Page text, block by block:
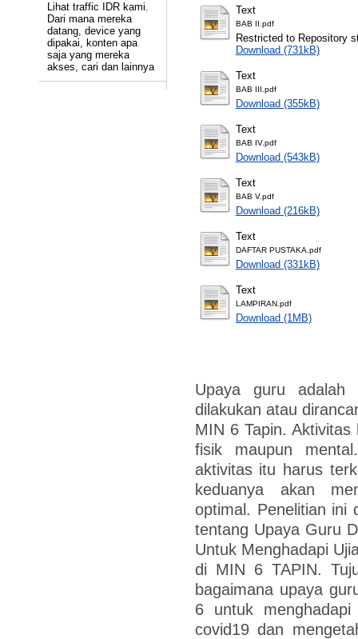
Lihat traffic IDR kami.
Dari mana mereka
datang, device yang
dipakai, konten apa
saja yang mereka
akses, cari dan lainnya
Text
BAB II.pdf
Restricted to Repository
Download (731kB)
Text
BAB III.pdf
Download (355kB)
Text
BAB IV.pdf
Download (543kB)
Text
BAB V.pdf
Download (216kB)
Text
DAFTAR PUSTAKA.pdf
Download (331kB)
Text
LAMPIRAN.pdf
Download (1MB)
Upaya guru adalah
dilakukan atau
MIN 6 Tapin.
fisik maupun
aktivitas itu harus
keduanya akan
optimal. Penelitian ini
tentang Upaya Guru
Untuk Menghadapi
di MIN 6 TAPIN.
bagaimana upaya
6 untuk
covid19 dan